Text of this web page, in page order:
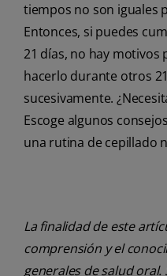
tiempos no son iguales
Entonces, si puedes
21 días, no hay motivos
hacerlo durante otros
sucesivamente.
Escoge algunos
una rutina de cepillado
La finalidad de este
comprensión y el
generales de salud